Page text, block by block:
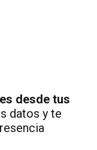
desde tus
datos y te